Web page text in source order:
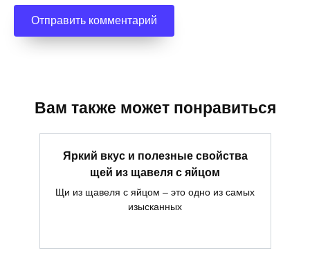
Вам также может понравиться
Яркий вкус и полезные свойства
щей из щавеля с яйцом
Щи из щавеля с яйцом – это одно из самых
изысканных